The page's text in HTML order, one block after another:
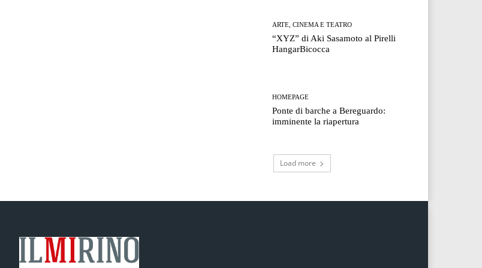
ARTE, CINEMA E TEATRO
“XYZ” di Aki Sasamoto al Pirelli
HangarBicocca
HOMEPAGE
Ponte di barche a Bereguardo:
imminente la riapertura
Load more